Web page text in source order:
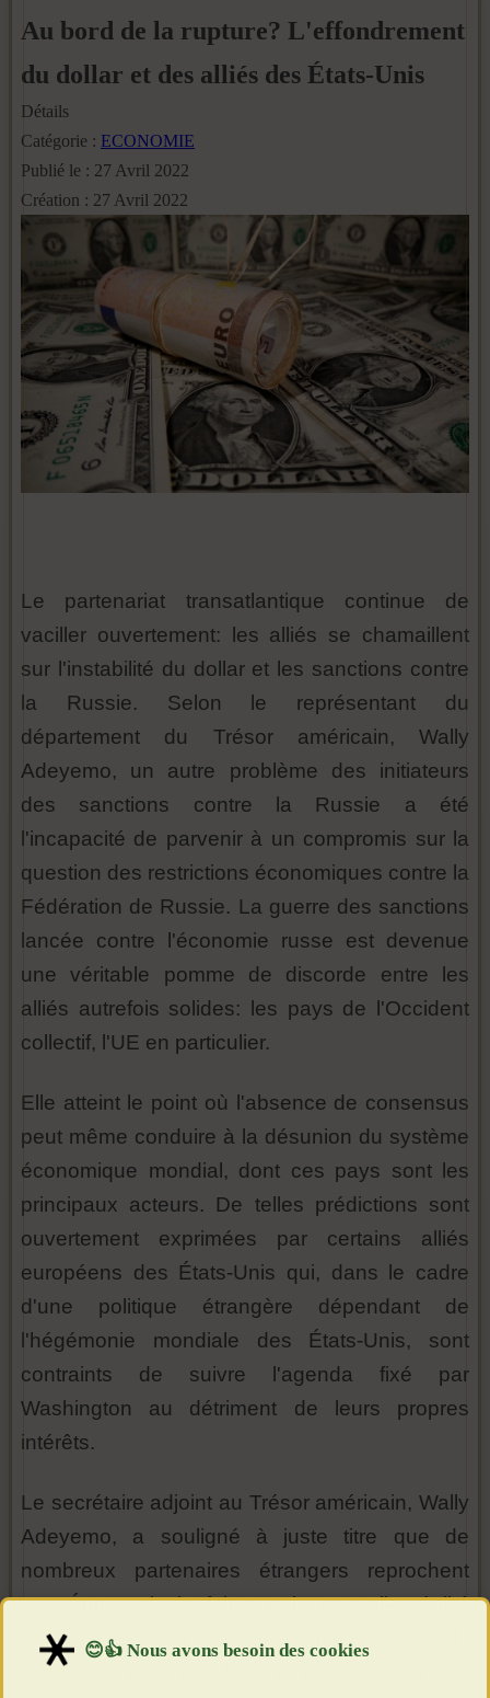
Au bord de la rupture? L'effondrement
du dollar et des alliés des États-Unis
Détails
Catégorie : ECONOMIE
Publié le : 27 Avril 2022
Création : 27 Avril 2022
Le partenariat transatlantique continue de
vaciller ouvertement: les alliés se chamaillent
sur l'instabilité du dollar et les sanctions contre
la Russie. Selon le représentant du
département du Trésor américain, Wally
Adeyemo, un autre problème des initiateurs
des sanctions contre la Russie a été
l'incapacité de parvenir à un compromis sur la
question des restrictions économiques contre la
Fédération de Russie. La guerre des sanctions
lancée contre l'économie russe est devenue
une véritable pomme de discorde entre les
alliés autrefois solides: les pays de l'Occident
collectif, l'UE en particulier.
Elle atteint le point où l'absence de consensus
peut même conduire à la désunion du système
économique mondial, dont ces pays sont les
principaux acteurs. De telles prédictions sont
ouvertement exprimées par certains alliés
européens des États-Unis qui, dans le cadre
d'une politique étrangère dépendant de
l'hégémonie mondiale des États-Unis, sont
contraints de suivre l'agenda fixé par
Washington au détriment de leurs propres
intérêts.
Le secrétaire adjoint au Trésor américain, Wally
Adeyemo, a souligné à juste titre que de
nombreux partenaires étrangers reprochent
aux États-Unis le fait que la nouvelle réalité
économique (vraisemblablement dure) pour la
Russie ne fera que devenir une incitation à la